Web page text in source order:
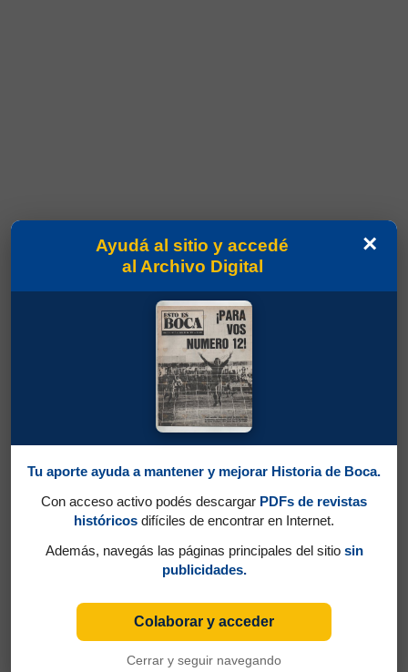
×
Ayudá al sitio y accedé
al Archivo Digital
Tu aporte ayuda a mantener y mejorar Historia de Boca.
Con acceso activo podés descargar PDFs de revistas
históricos difíciles de encontrar en Internet.
Además, navegás las páginas principales del sitio sin
publicidades.
Colaborar y acceder
Cerrar y seguir navegando